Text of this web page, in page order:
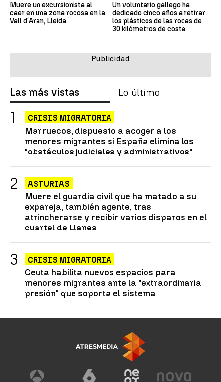
Muere un excursionista al
caer en una zona rocosa en la
Vall d´Aran, Lleida
Un voluntario gallego ha
dedicado cinco años a retirar
los plásticos de las rocas de
30 kilómetros de costa
Las más vistas Lo último
CRISIS MIGRATORIA
Marruecos, dispuesto a acoger a los
menores migrantes si España elimina los
"obstáculos judiciales y administrativos"
ASTURIAS
Muere el guardia civil que ha matado a su
expareja, también agente, tras
atrincherarse y recibir varios disparos en el
cuartel de Llanes
CRISIS MIGRATORIA
Ceuta habilita nuevos espacios para
menores migrantes ante la "extraordinaria
presión" que soporta el sistema